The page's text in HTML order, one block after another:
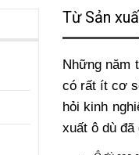
Từ Sản
Những năm
có rất ít cơ
hỏi kinh
xuất ô dù đã